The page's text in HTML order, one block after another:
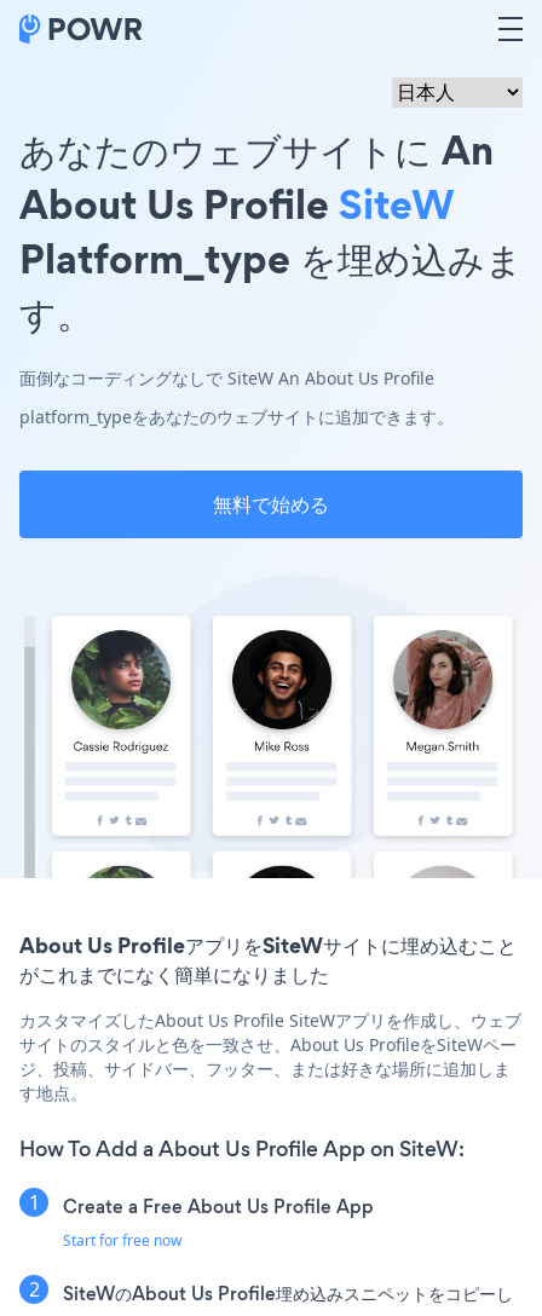
あなたのウェブサイトに An
About Us ProfileSiteW
Platform_type を埋め込みま
す。
面倒なコーディングなしで SiteW An About Us Profile
platform_typeをあなたのウェブサイトに追加できます。
無料で始める
About Us ProfileアプリをSiteWサイトに埋め込むこと
がこれまでになく簡単になりました
カスタマイズしたAbout Us Profile SiteWアプリを作成し、ウェブ
サイトのスタイルと色を一致させ、About Us ProfileをSiteWペー
ジ、投稿、サイドバー、フッター、または好きな場所に追加しま
す地点。
How To Add a About Us Profile App on SiteW:
Create a Free About Us Profile App
Start for free now
SiteWのAbout Us Profile埋め込みスニペットをコピーし